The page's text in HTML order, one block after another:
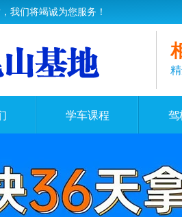
我们将竭诚为您服务！
学车课程 驾